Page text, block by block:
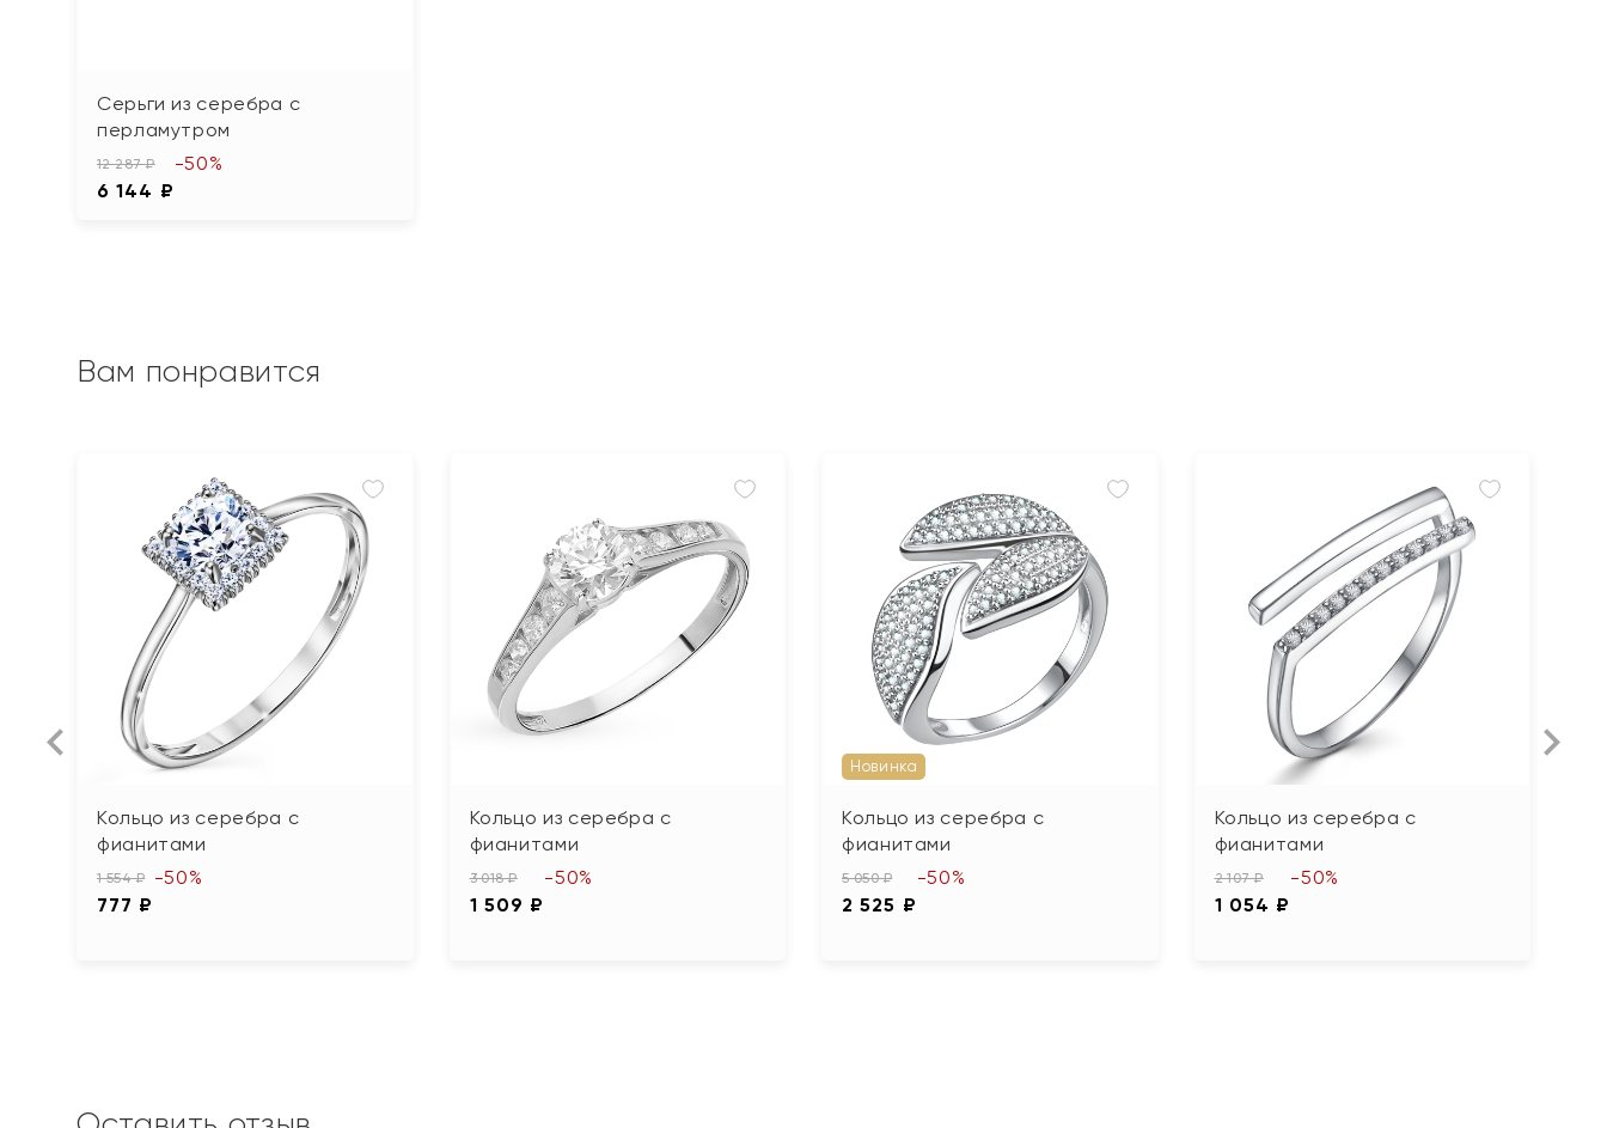
Серьги из серебра с
перламутром
12 287 ₽
6 144 ₽
-50%
Вам понравится
Кольцо из серебра с
фианитами
1 554 ₽
777 ₽
-50%
Кольцо из серебра с
фианитами
3 018 ₽
1 509 ₽
-50%
Новинка
Кольцо из серебра с
фианитами
5 050 ₽
2 525 ₽
-50%
Кольцо из серебра с
фианитами
2 107 ₽
1 054 ₽
-50%